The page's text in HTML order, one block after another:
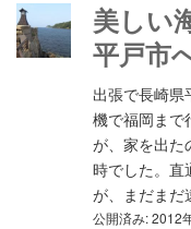
美しい
平戸市
出張で長崎県
機で福岡まで
が、家を出た
時でした。直
が、まだま
公開済み: 2012